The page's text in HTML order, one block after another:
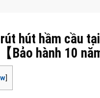
hút hầm cầu
Bảo hành 10
]